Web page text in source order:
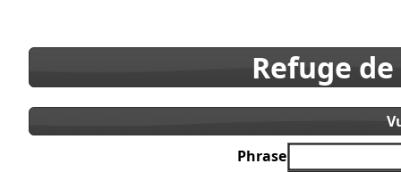
Refuge
Phrase